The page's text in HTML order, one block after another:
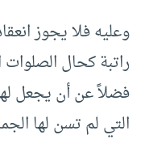
وعليه فلا يجوز
راتبة كحال
فضلاً عن أن يجعل
التي لم تسن لها